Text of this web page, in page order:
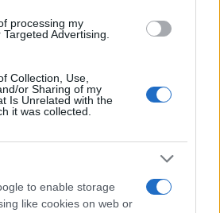
processing my
Advertising.
Collection, Use,
or Sharing of my
Is Unrelated with the
it was collected.
to enable storage
like cookies on web or
a gyártóházon és az ügynökségen
ide kattintva
érhető el, a
Római Fesztiválon